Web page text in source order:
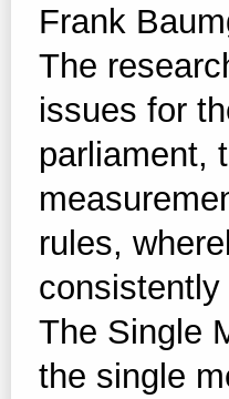
Frank
The
issues for
parliament,
rules,
The Single
the single